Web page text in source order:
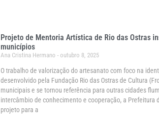
Projeto de Mentoria Artística de Rio das Ostras
municípios
Ana Cristina Hermano outubro 8, 2025
O trabalho de valorização do artesanato com foco na
desenvolvido pela Fundação Rio das Ostras de Cultura
municipais e se tornou referência para outras cidades
intercâmbio de conhecimento e cooperação, a Prefeitura
projeto para a